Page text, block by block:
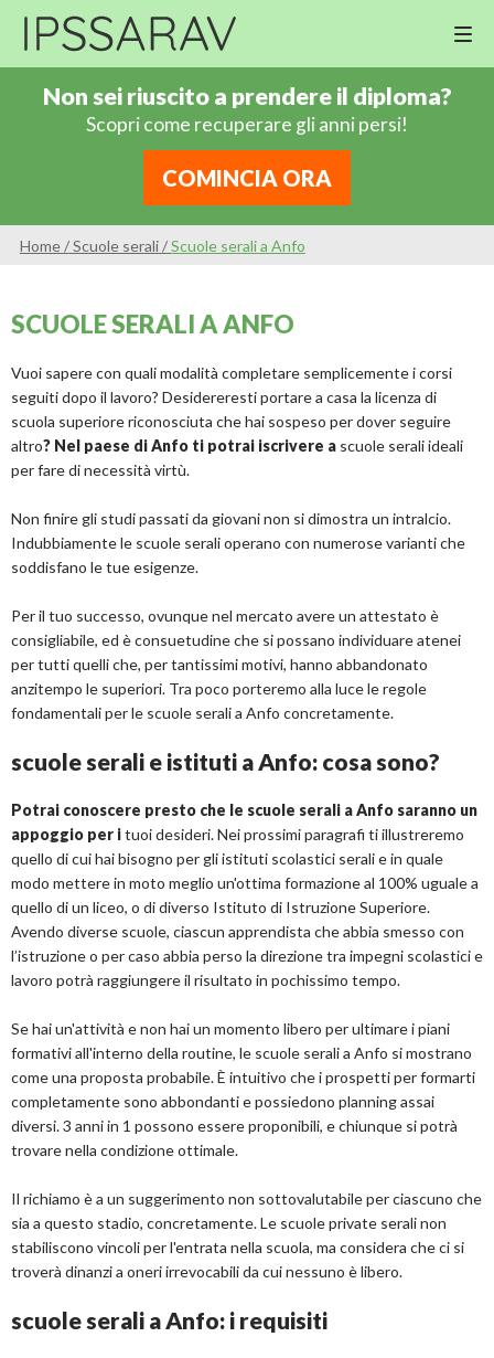
Non sei riuscito a prendere il diploma?
Scopri come recuperare gli anni persi!
COMINCIA ORA
Home/Scuole serali/Scuole serali a Anfo
SCUOLE SERALI A ANFO
Vuoi sapere con quali modalità completare semplicemente i corsi
seguiti dopo il lavoro? Desidereresti portare a casa la licenza di
scuola superiore riconosciuta che hai sospeso per dover seguire
altro? Nel paese di Anfo ti potrai iscrivere a scuole serali ideali
per fare di necessità virtù.
Non finire gli studi passati da giovani non si dimostra un intralcio.
Indubbiamente le scuole serali operano con numerose varianti che
soddisfano le tue esigenze.
Per il tuo successo, ovunque nel mercato avere un attestato è
consigliabile, ed è consuetudine che si possano individuare atenei
per tutti quelli che, per tantissimi motivi, hanno abbandonato
anzitempo le superiori. Tra poco porteremo alla luce le regole
fondamentali per le scuole serali a Anfo concretamente.
scuole serali e istituti a Anfo: cosa sono?
Potrai conoscere presto che le scuole serali a Anfo saranno un
appoggio per ituoi desideri. Nei prossimi paragrafi ti illustreremo
quello di cui hai bisogno per gli istituti scolastici serali e in quale
modo mettere in moto meglio un'ottima formazione al 100% uguale a
quello di un liceo, o di diverso Istituto di Istruzione Superiore.
Avendo diverse scuole, ciascun apprendista che abbia smesso con
l’istruzione o per caso abbia perso la direzione tra impegni scolastici e
lavoro potrà raggiungere il risultato in pochissimo tempo.
Se hai un'attività e non hai un momento libero per ultimare i piani
formativi all'interno della routine, le scuole serali a Anfo si mostrano
come una proposta probabile. È intuitivo che i prospetti per formarti
completamente sono abbondanti e possiedono planning assai
diversi. 3 anni in 1 possono essere proponibili, e chiunque si potrà
trovare nella condizione ottimale.
Il richiamo è a un suggerimento non sottovalutabile per ciascuno che
sia a questo stadio, concretamente. Le scuole private serali non
stabiliscono vincoli per l'entrata nella scuola, ma considera che ci si
troverà dinanzi a oneri irrevocabili da cui nessuno è libero.
scuole serali a Anfo: i requisiti